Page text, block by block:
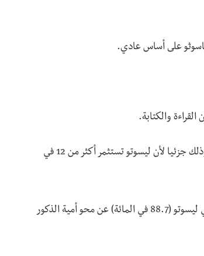
على أساس عادي.
وعلى هذا النحو، تحتفظ ليسوتو بأعلى معدلات الإلمام بالقراءة والكتابة في أفريقيا، وذلك جزئيا لأن ليسوتو تستثمر أكثر من 12 في
وعلى عكس معظم البلدان الأخرى، تزيد نسبة الإلمام بالقراءة والكتابة لدى الإناث في ليسوتو (88.7 في المائة) عن محو أمية الذكور